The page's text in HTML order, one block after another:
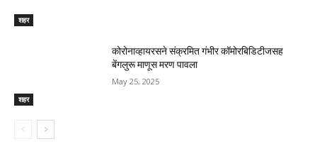
शहर
शहर
कोरोनाव्हायरसने संक्रमित गंभीर कॉमोरबिडिटीजसह
बेंगलुरू माणूस मरण पावला
May 25, 2025